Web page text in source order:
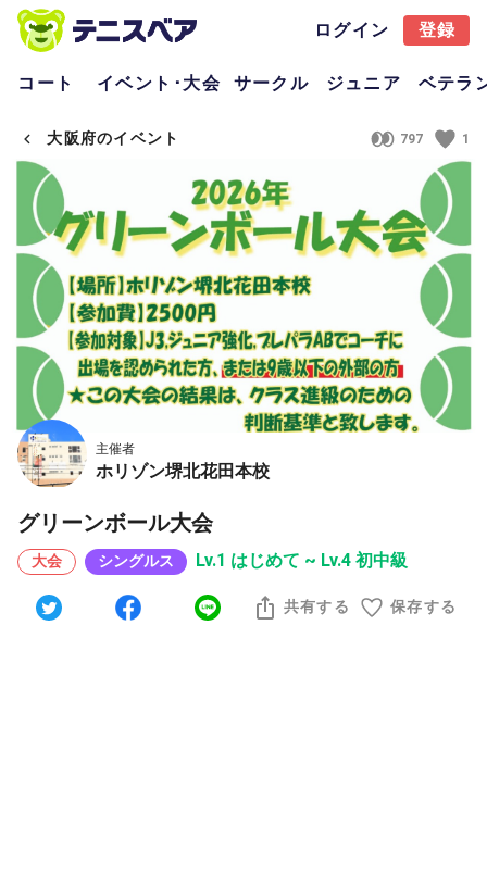
ログイン 登録
コート イベント･大会 サークル ジュニア ベテラ
大阪府のイベント 797 1
主催者
ホリゾン堺北花田本校
グリーンボール大会
大会 シングルス Lv.1 はじめて ~ Lv.4 初中級
共有する 保存する